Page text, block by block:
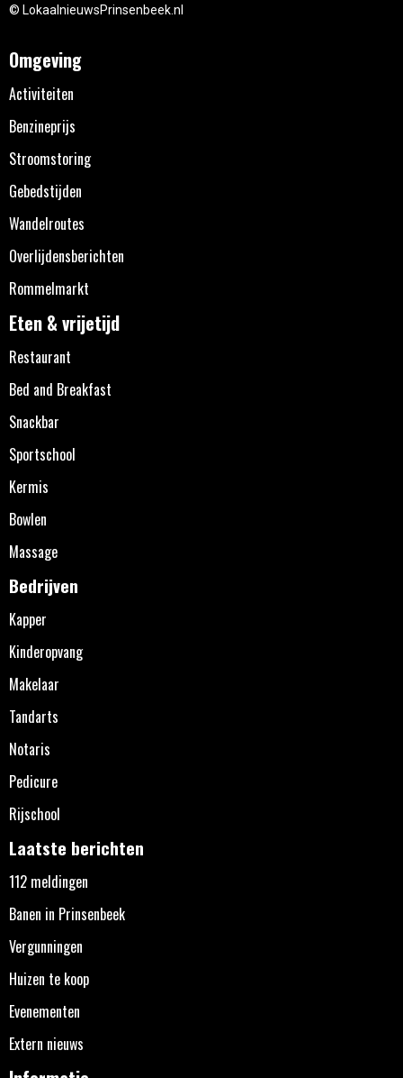
© LokaalnieuwsPrinsenbeek.nl
Omgeving
Activiteiten
Benzineprijs
Stroomstoring
Gebedstijden
Wandelroutes
Overlijdensberichten
Rommelmarkt
Eten & vrijetijd
Restaurant
Bed and Breakfast
Snackbar
Sportschool
Kermis
Bowlen
Massage
Bedrijven
Kapper
Kinderopvang
Makelaar
Tandarts
Notaris
Pedicure
Rijschool
Laatste berichten
112 meldingen
Banen in Prinsenbeek
Vergunningen
Huizen te koop
Evenementen
Extern nieuws